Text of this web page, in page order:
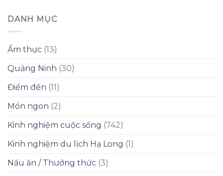
DANH MỤC
Ẩm thực (13)
Quảng Ninh (30)
Điểm đến (11)
Món ngon (2)
Kinh nghiệm cuộc sống (742)
Kinh nghiệm du lịch Hạ Long (1)
Nấu ăn / Thưởng thức (3)